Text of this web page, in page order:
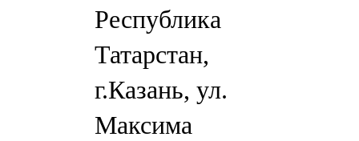
Республика
Татарстан,
г.Казань, ул.
Максима